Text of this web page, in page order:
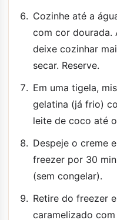
Cozinhe até a
com cor dourada.
deixe cozinhar
secar. Reserve.
Em uma tigela,
gelatina (já frio)
leite de coco até
Despeje o creme
freezer por 30
(sem congelar).
Retire do freezer
caramelizado